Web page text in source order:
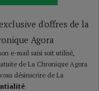
d'offres de la
Agora
e-mail saisi soit utilisé,
de La Chronique Agora
désinscrire de La
.